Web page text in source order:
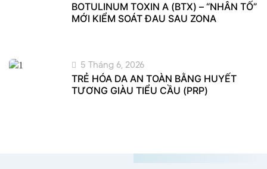
BOTULINUM TOXIN A (BTX) – “NHÂN TỐ”
MỚI KIỂM SOÁT ĐAU SAU ZONA
TRẺ HÓA DA AN TOÀN BẰNG HUYẾT
TƯƠNG GIÀU TIỂU CẦU (PRP)
5 Tháng 6, 2026